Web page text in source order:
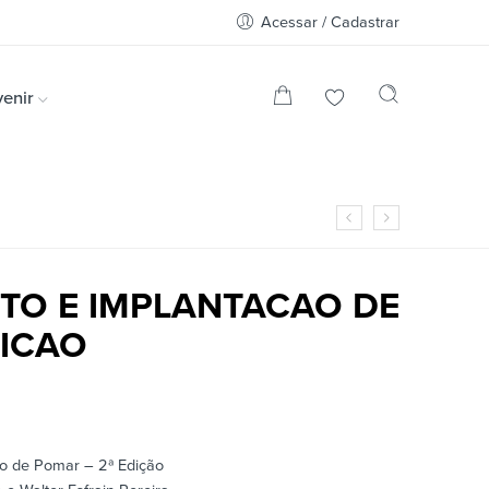
Acessar / Cadastrar
E IMPLANTACAO DE
de Pomar – 2ª Edição